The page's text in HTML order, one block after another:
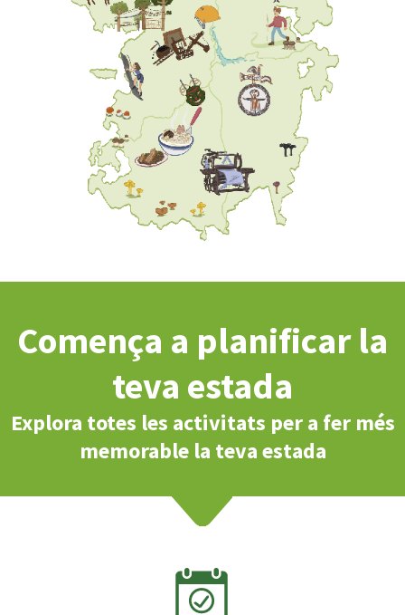
Comença a planificar la
teva estada
Explora totes les activitats per a fer més
memorable la teva estada